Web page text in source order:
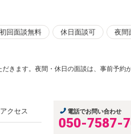
初回面談無料 休日面談可 夜間
きます。夜間・休日の面談は、事前予約
アクセス 電話でお問い合わせ
050-7587-